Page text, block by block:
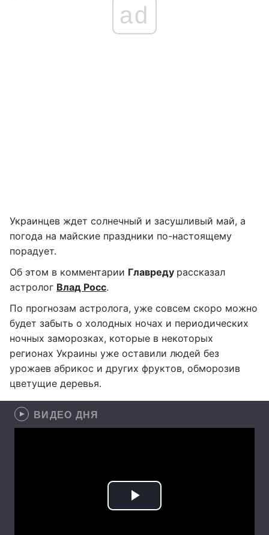
ad
Украинцев ждет солнечный и засушливый май, а
погода на майские праздники по-настоящему
порадует.
Об этом в комментарии Главреду рассказал
астролог Влад Росс.
По прогнозам астролога, уже совсем скоро можно
будет забыть о холодных ночах и периодических
ночных заморозках, которые в некоторых
регионах Украины уже оставили людей без
урожаев абрикос и других фруктов, обморозив
цветущие деревья.
ВИДЕО ДНЯ